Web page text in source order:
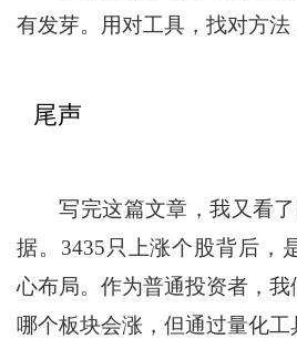
有发芽。用对工具，找对方法
尾声
写完这篇文章，我又看了
据。3435只上涨个股背后，
心布局。作为普通投资者，
哪个板块会涨，但通过量化